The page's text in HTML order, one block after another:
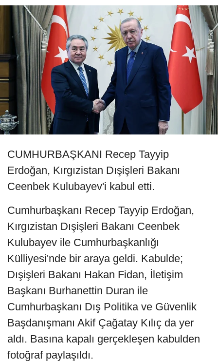
CUMHURBAŞKANI Recep Tayyip
Erdoğan, Kırgızistan Dışişleri Bakanı
Ceenbek Kulubayev'i kabul etti.
Cumhurbaşkanı Recep Tayyip Erdoğan,
Kırgızistan Dışişleri Bakanı Ceenbek
Kulubayev ile Cumhurbaşkanlığı
Külliyesi'nde bir araya geldi. Kabulde;
Dışişleri Bakanı Hakan Fidan, İletişim
Başkanı Burhanettin Duran ile
Cumhurbaşkanı Dış Politika ve Güvenlik
Başdanışmanı Akif Çağatay Kılıç da yer
aldı. Basına kapalı gerçekleşen kabulden
fotoğraf paylaşıldı.